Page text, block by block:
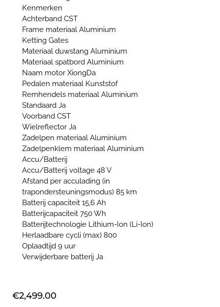
Kenmerken
Achterband CST
Frame materiaal Aluminium
Ketting Gates
Materiaal duwstang Aluminium
Materiaal spatbord Aluminium
Naam motor XiongDa
Pedalen materiaal Kunststof
Remhendels materiaal Aluminium
Standaard Ja
Voorband CST
Wielreflector Ja
Zadelpen materiaal Aluminium
Zadelpenklem materiaal Aluminium
Accu/Batterij
Accu/Batterij voltage 48 V
Afstand per acculading (in
trapondersteuningsmodus) 85 km
Batterij capaciteit 15,6 Ah
Batterijcapaciteit 750 Wh
Batterijtechnologie Lithium-Ion (Li-Ion)
Herlaadbare cycli (max) 800
Oplaadtijd 9 uur
Verwijderbare batterij Ja
€2,499.00